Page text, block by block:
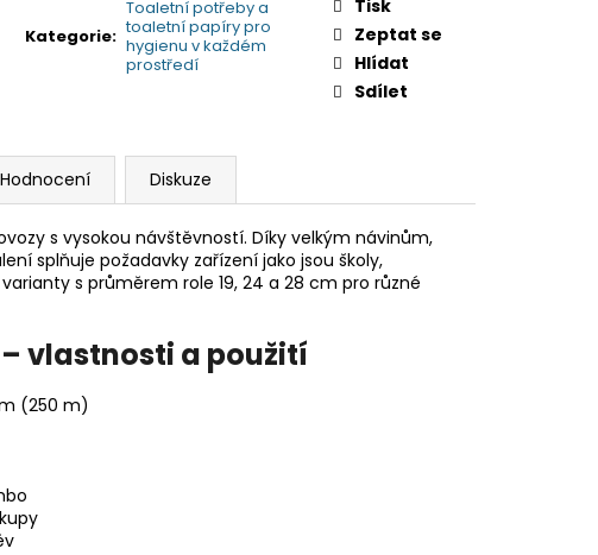
Kategorie:
Toaletní potřeby a
toaletní papíry pro
hygienu v každém
prostředí
Tisk
Zeptat se
Hlídat
Sdílet
Hodnocení Diskuze
s vysokou návštěvností. Díky velkým návinům,
splňuje požadavky zařízení jako jsou školy,
s průměrem role 19, 24 a 28 cm pro různé
vlastnosti a použití
(250 m)